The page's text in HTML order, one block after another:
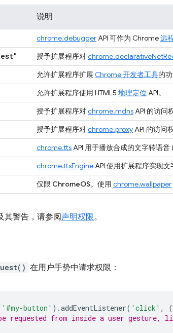
说明
chrome.debuggerAPI 可作为 Chrome远
授予扩展程序对
允许扩展程序扩展 Chrome 开发者工具的功
允许扩展程序使用 HTML5 地理定位 API。
授予扩展程序对chrome.mdnsAPI 的访问
授予扩展程序对chrome.proxyAPI 的访问
chrome.ttsAPI 用于播放合成的文字转语音
chrome.ttsEngineAPI 使用扩展程序实现文
仅限 ChromeOS。使用 chrome.wallpaper
其警告，请参阅声明权限。
在用户手势中请求权限：
'#my-button' ).addEventListener( 'click' , (
requested from inside a user gesture,